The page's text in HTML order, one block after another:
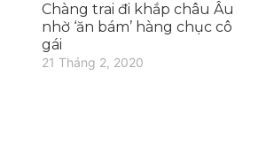
Chàng trai đi khắp châu Âu
nhờ ‘ăn bám’ hàng chục cô
gái
21 Tháng 2, 2020